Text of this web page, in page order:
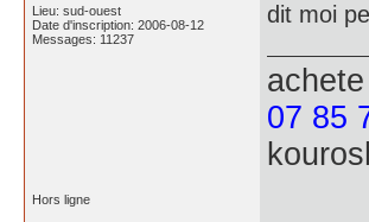
Lieu: sud-ouest
Date d'inscription: 2006-08-12
Messages: 11237
dit moi
achete
07 85
Hors ligne